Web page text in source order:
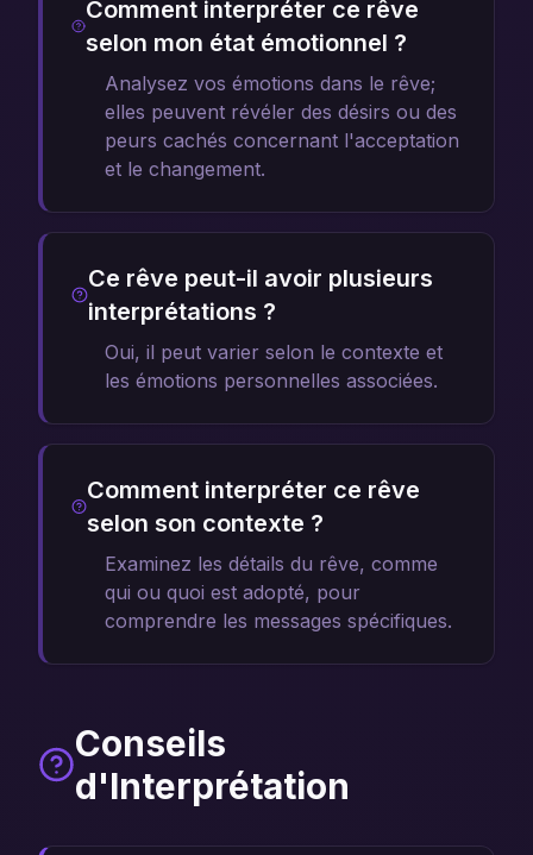
Comment interpréter ce rêve
selon mon état émotionnel ?
Analysez vos émotions dans le rêve;
elles peuvent révéler des désirs ou des
peurs cachés concernant l'acceptation
et le changement.
Ce rêve peut-il avoir plusieurs
interprétations ?
Oui, il peut varier selon le contexte et
les émotions personnelles associées.
Comment interpréter ce rêve
selon son contexte ?
Examinez les détails du rêve, comme
qui ou quoi est adopté, pour
comprendre les messages spécifiques.
Conseils
d'Interprétation